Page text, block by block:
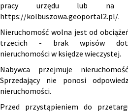
pracy urzędu lub na
https://kolbuszowa.geoportal2.pl/.
Nieruchomość wolna jest od
trzecich - brak wpisów
nieruchomości w księdze wieczystej.
Nabywca przejmuje
Sprzedający nie ponosi
nieruchomości.
Przed przystąpieniem do